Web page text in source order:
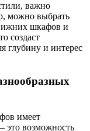
важно
можно выбрать
шкафов и
создаст
глубину и интерес
имеет
это возможность